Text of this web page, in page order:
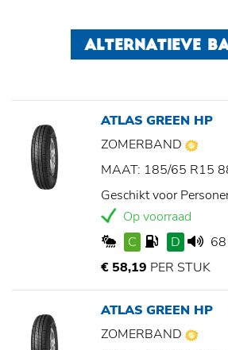
ALTERNATIEVE
ATLAS GREEN HP
ZOMERBAND
MAAT: 185/65 R15
Geschikt voor
Op voorraad
C
D
€ 58,19 PER STUK
ATLAS GREEN HP
ZOMERBAND